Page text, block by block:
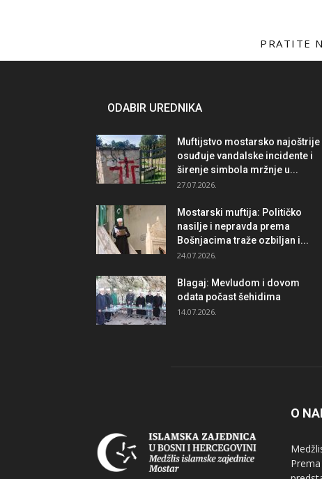
PRATITE
ODABIR UREDNIKA
Muftijstvo mostarsko najoštrije
osuđuje vandalske incidente i
širenje simbola mržnje u...
27.07.2026.
Mostarski muftija: Političko
nasilje i nepravda prema
Bošnjacima traže ozbiljan i...
24.07.2026.
Blagaj: Mevludom i dovom
odata počast šehidima
14.07.2026.
O